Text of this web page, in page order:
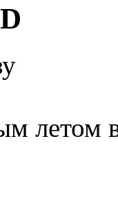
летом